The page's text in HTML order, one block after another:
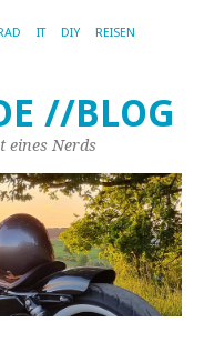
IT DIY REISEN
//BLOG
eines Nerds